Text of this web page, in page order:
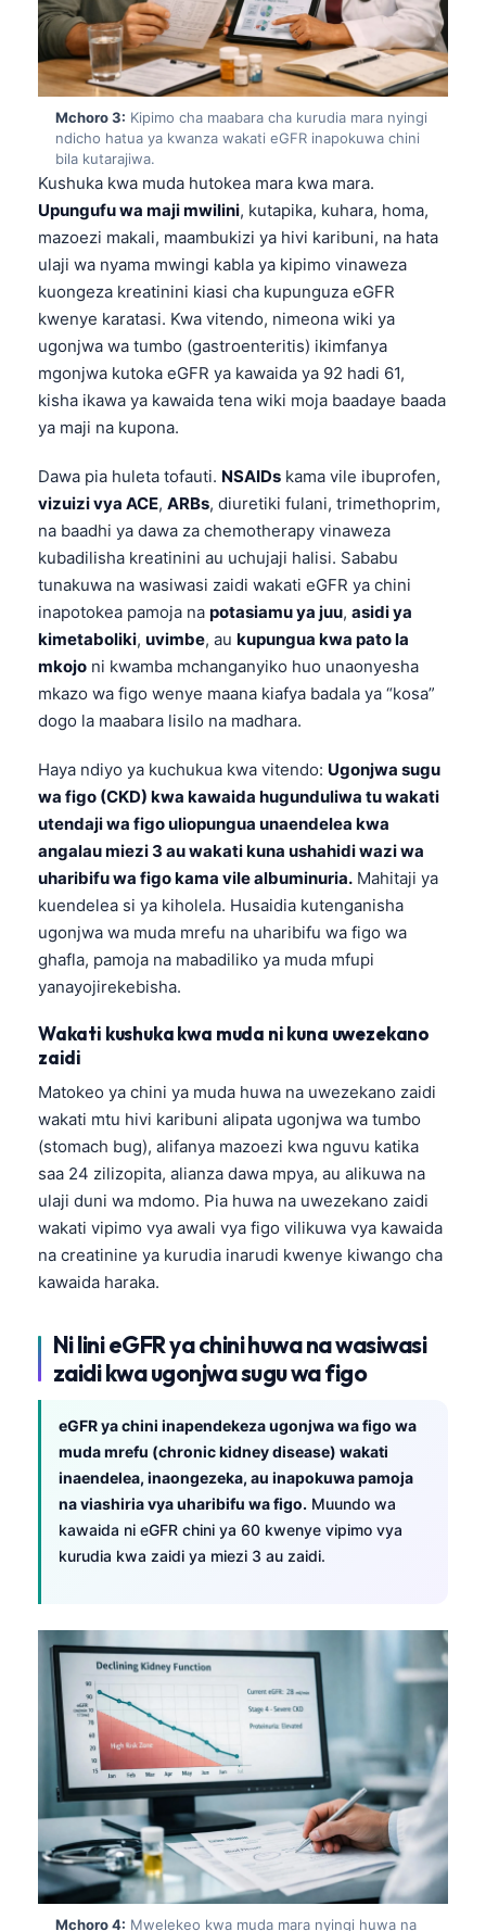
Mchoro 3: Kipimo cha maabara cha kurudia mara nyingi
ndicho hatua ya kwanza wakati eGFR inapokuwa chini
bila kutarajiwa.
Kushuka kwa muda hutokea mara kwa mara.
Upungufu wa maji mwilini, kutapika, kuhara, homa,
mazoezi makali, maambukizi ya hivi karibuni, na hata
ulaji wa nyama mwingi kabla ya kipimo vinaweza
kuongeza kreatinini kiasi cha kupunguza eGFR
kwenye karatasi. Kwa vitendo, nimeona wiki ya
ugonjwa wa tumbo (gastroenteritis) ikimfanya
mgonjwa kutoka eGFR ya kawaida ya 92 hadi 61,
kisha ikawa ya kawaida tena wiki moja baadaye baada
ya maji na kupona.
Dawa pia huleta tofauti. NSAIDs kama vile ibuprofen,
vizuizi vya ACE, ARBs, diuretiki fulani, trimethoprim,
na baadhi ya dawa za chemotherapy vinaweza
kubadilisha kreatinini au uchujaji halisi. Sababu
tunakuwa na wasiwasi zaidi wakati eGFR ya chini
inapotokea pamoja na potasiamu ya juu, asidi ya
kimetaboliki, uvimbe, au kupungua kwa pato la
mkojo ni kwamba mchanganyiko huo unaonyesha
mkazo wa figo wenye maana kiafya badala ya “kosa”
dogo la maabara lisilo na madhara.
Haya ndiyo ya kuchukua kwa vitendo: Ugonjwa sugu
wa figo (CKD) kwa kawaida hugunduliwa tu wakati
utendaji wa figo uliopungua unaendelea kwa
angalau miezi 3 au wakati kuna ushahidi wazi wa
uharibifu wa figo kama vile albuminuria. Mahitaji ya
kuendelea si ya kiholela. Husaidia kutenganisha
ugonjwa wa muda mrefu na uharibifu wa figo wa
ghafla, pamoja na mabadiliko ya muda mfupi
yanayojirekebisha.
Wakati kushuka kwa muda ni kuna uwezekano
zaidi
Matokeo ya chini ya muda huwa na uwezekano zaidi
wakati mtu hivi karibuni alipata ugonjwa wa tumbo
(stomach bug), alifanya mazoezi kwa nguvu katika
saa 24 zilizopita, alianza dawa mpya, au alikuwa na
ulaji duni wa mdomo. Pia huwa na uwezekano zaidi
wakati vipimo vya awali vya figo vilikuwa vya kawaida
na creatinine ya kurudia inarudi kwenye kiwango cha
kawaida haraka.
Ni lini eGFR ya chini huwa na wasiwasi
zaidi kwa ugonjwa sugu wa figo
eGFR ya chini inapendekeza ugonjwa wa figo wa
muda mrefu (chronic kidney disease) wakati
inaendelea, inaongezeka, au inapokuwa pamoja
na viashiria vya uharibifu wa figo. Muundo wa
kawaida ni eGFR chini ya 60 kwenye vipimo vya
kurudia kwa zaidi ya miezi 3 au zaidi.
Mchoro 4: Mwelekeo kwa muda mara nyingi huwa na